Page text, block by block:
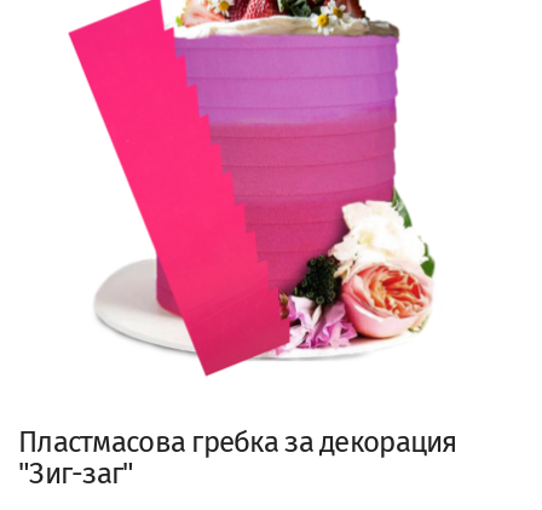
Пластмасова гребка за декорация
"Зиг-заг"